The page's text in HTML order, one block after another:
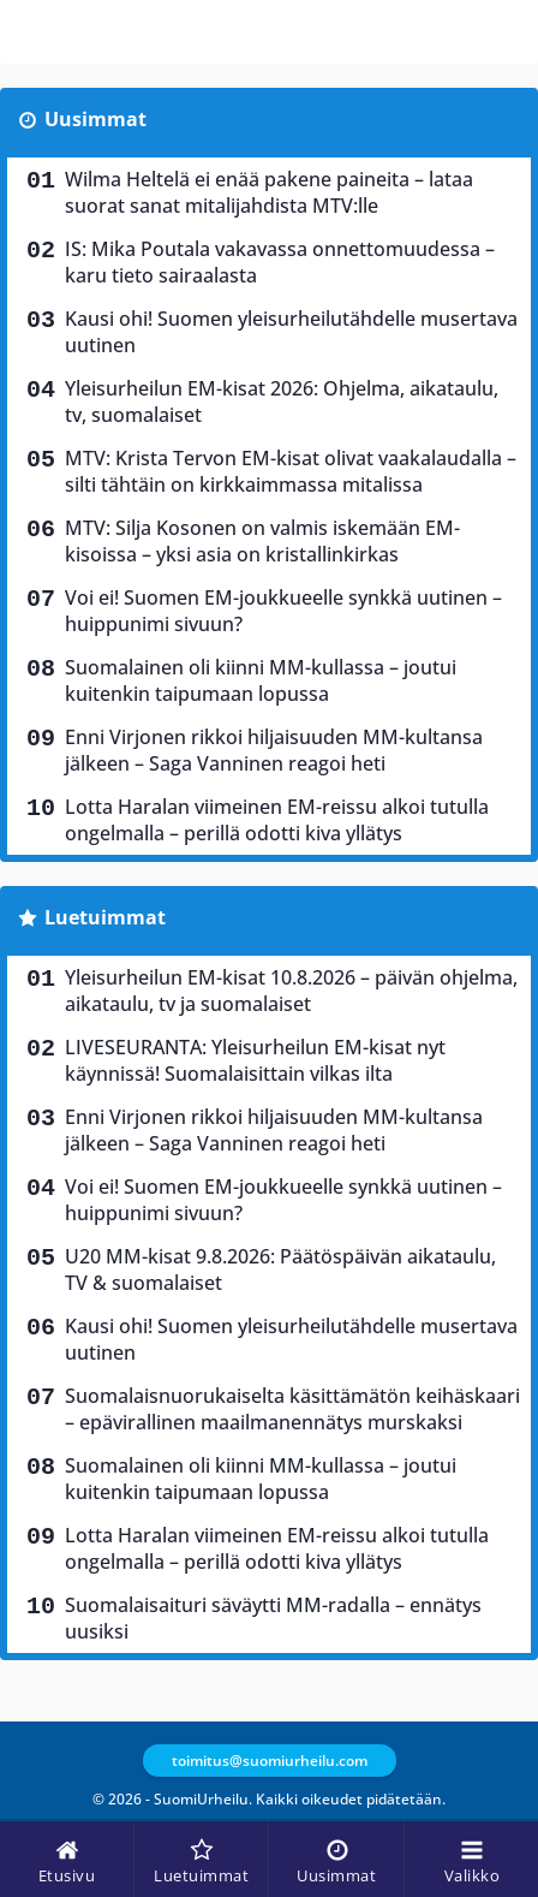
Etusivu Luetuimmat Uusimmat Valikko
Uusimmat
Wilma Heltelä ei enää pakene paineita – lataa
suorat sanat mitalijahdista MTV:lle
IS: Mika Poutala vakavassa onnettomuudessa –
karu tieto sairaalasta
Kausi ohi! Suomen yleisurheilutähdelle musertava
uutinen
Yleisurheilun EM-kisat 2026: Ohjelma, aikataulu,
tv, suomalaiset
MTV: Krista Tervon EM-kisat olivat vaakalaudalla –
silti tähtäin on kirkkaimmassa mitalissa
MTV: Silja Kosonen on valmis iskemään EM-
kisoissa – yksi asia on kristallinkirkas
Voi ei! Suomen EM-joukkueelle synkkä uutinen –
huippunimi sivuun?
Suomalainen oli kiinni MM-kullassa – joutui
kuitenkin taipumaan lopussa
Enni Virjonen rikkoi hiljaisuuden MM-kultansa
jälkeen – Saga Vanninen reagoi heti
Lotta Haralan viimeinen EM-reissu alkoi tutulla
ongelmalla – perillä odotti kiva yllätys
Luetuimmat
Yleisurheilun EM-kisat 10.8.2026 – päivän ohjelma,
aikataulu, tv ja suomalaiset
LIVESEURANTA: Yleisurheilun EM-kisat nyt
käynnissä! Suomalaisittain vilkas ilta
Enni Virjonen rikkoi hiljaisuuden MM-kultansa
jälkeen – Saga Vanninen reagoi heti
Voi ei! Suomen EM-joukkueelle synkkä uutinen –
huippunimi sivuun?
U20 MM-kisat 9.8.2026: Päätöspäivän aikataulu,
TV & suomalaiset
Kausi ohi! Suomen yleisurheilutähdelle musertava
uutinen
Suomalaisnuorukaiselta käsittämätön keihäskaari
– epävirallinen maailmanennätys murskaksi
Suomalainen oli kiinni MM-kullassa – joutui
kuitenkin taipumaan lopussa
Lotta Haralan viimeinen EM-reissu alkoi tutulla
ongelmalla – perillä odotti kiva yllätys
Suomalaisaituri säväytti MM-radalla – ennätys
uusiksi
© 2026 - SuomiUrheilu. Kaikki oikeudet pidätetään.
toimitus@suomiurheilu.com